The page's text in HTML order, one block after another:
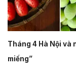
Tháng 4 Hà Nội và
miếng”